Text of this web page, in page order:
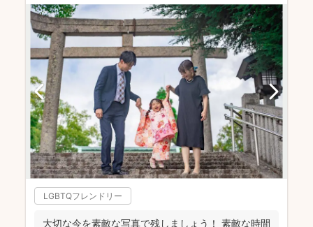
LGBTQフレンドリー
大切な今を素敵な写真で残しましょう！ 素敵な時間